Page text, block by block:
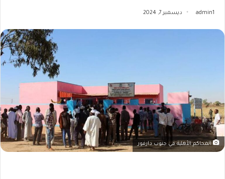
admin1 ديسمبر 7, 2024
المحاكم الأهلية في جنوب دارفور